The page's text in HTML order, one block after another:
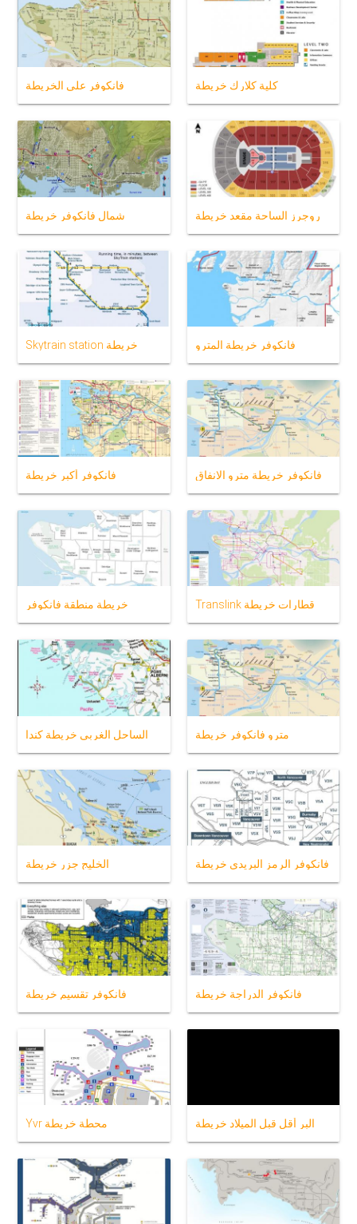
فانكوفر على الخريطة كلية كلارك خريطة
شمال فانكوفر خريطة روجرز الساحة مقعد خريطة
Skytrain station خريطة فانكوفر خريطة المترو
فانكوفر أكبر خريطة فانكوفر خريطة مترو الانفاق
خريطة منطقة فانكوفر Translink قطارات خريطة
الساحل الغربي خريطة كندا مترو فانكوفر خريطة
الخليج جزر خريطة فانكوفر الرمز البريدي خريطة
فانكوفر تقسيم خريطة فانكوفر الدراجة خريطة
Yvr محطة خريطة البر أقل قبل الميلاد خريطة